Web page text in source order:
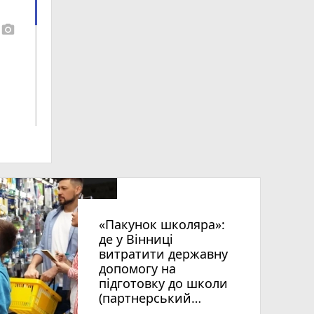
photo_camera
«Пакунок школяра»:
де у Вінниці
витратити державну
допомогу на
підготовку до школи
(партнерський